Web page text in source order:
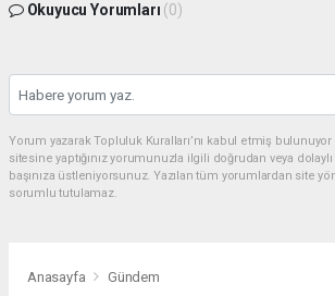
Okuyucu Yorumları (0)
Yorum yazarak Topluluk Kuralları’nı kabul etmiş
sitesine yaptığınız yorumunuzla ilgili doğrudan veya
başınıza üstleniyorsunuz. Yazılan tüm yorumlardan site
sorumlu tutulamaz.
Anasayfa Gündem